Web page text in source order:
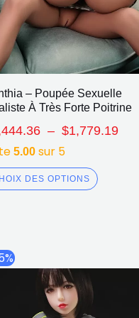
– Poupée Sexuelle
À Très Forte Poitrine
– $1,779.19
5.00 sur 5
DES OPTIONS
de